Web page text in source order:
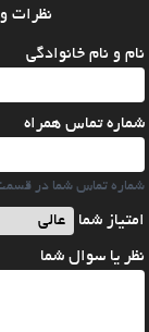
نظرات
نام و نام خانوادگی
شماره تماس همراه
شماره تماس شما در
امتیاز شما
نظر یا سوال شما